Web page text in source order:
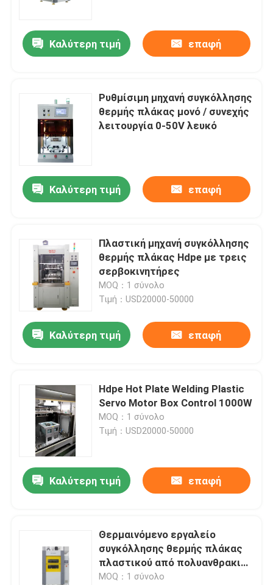
Καλύτερη τιμή επαφή
Ρυθμίσιμη μηχανή συγκόλλησης
θερμής πλάκας μονό / συνεχής
λειτουργία 0-50V λευκό
Καλύτερη τιμή επαφή
Πλαστική μηχανή συγκόλλησης
θερμής πλάκας Hdpe με τρεις
σερβοκινητήρες
MOQ：1 σύνολο
Τιμή：USD20000-50000
Καλύτερη τιμή επαφή
Hdpe Hot Plate Welding Plastic
Servo Motor Box Control 1000W
MOQ：1 σύνολο
Τιμή：USD20000-50000
Καλύτερη τιμή επαφή
Θερμαινόμενο εργαλείο
συγκόλλησης θερμής πλάκας
πλαστικού από πολυανθρακικό
πολυπροπυλένιο
MOQ：1 σύνολο